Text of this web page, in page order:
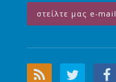
στείλτε μας e-mail